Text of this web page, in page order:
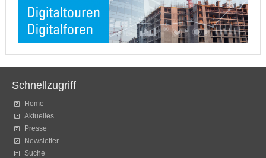
Schnellzugriff
Home
Aktuelles
Presse
Newsletter
Suche